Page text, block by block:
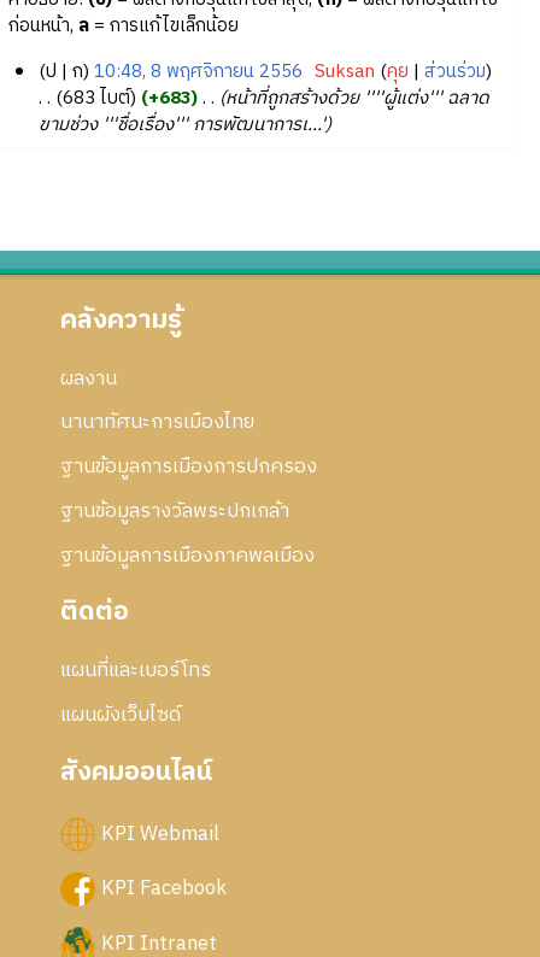
ก่อนหน้า, ล= การแก้ไขเล็กน้อย
ก
า
ป ก 10:48, 8 พฤศจิกายน 2556 Suksan คุย ส่วนร่วม
683 ไบต์
+683 ‎
หน้าที่ถูกสร้างด้วย ''''ผู้แต่ง''' ฉลาด
ขามช่วง '''ชื่อเรื่อง''' การพัฒนาการเ...'
คลังความรู้
ผลงาน
นานาทัศนะการเมืองไทย
ฐานข้อมูลการเมืองการปกครอง
ฐานข้อมูลรางวัลพระปกเกล้า
ฐานข้อมูลการเมืองภาคพลเมือง
ติดต่อ
แผนที่และเบอร์โทร
แผนผังเว็บไซด์
สังคมออนไลน์
KPI Webmail
KPI Facebook
KPI Intranet